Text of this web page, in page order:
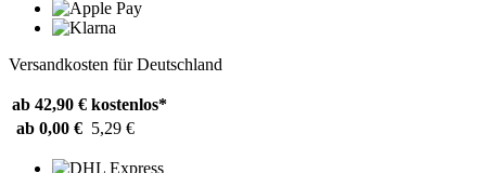
Versandkosten für Deutschland
ab 42,90 € kostenlos*
ab 0,00 € 5,29 €